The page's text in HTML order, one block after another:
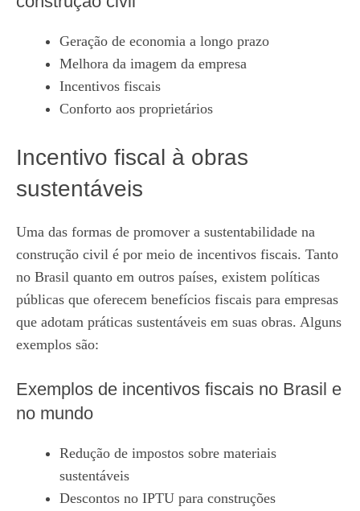
Geração de economia a longo prazo
Melhora da imagem da empresa
Incentivos fiscais
Conforto aos proprietários
Incentivo fiscal à obras
sustentáveis
Uma das formas de promover a sustentabilidade na
construção civil é por meio de incentivos fiscais. Tanto
no Brasil quanto em outros países, existem políticas
públicas que oferecem benefícios fiscais para empresas
que adotam práticas sustentáveis em suas obras. Alguns
exemplos são:
Exemplos de incentivos fiscais no Brasil e
no mundo
Redução de impostos sobre materiais
sustentáveis
Descontos no IPTU para construções